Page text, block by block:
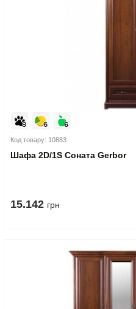
Код товару: 10883
Шафа 2D/1S Соната Gerbor
15.142 грн